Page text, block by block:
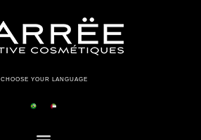
CHOOSE YOUR LANGUAGE